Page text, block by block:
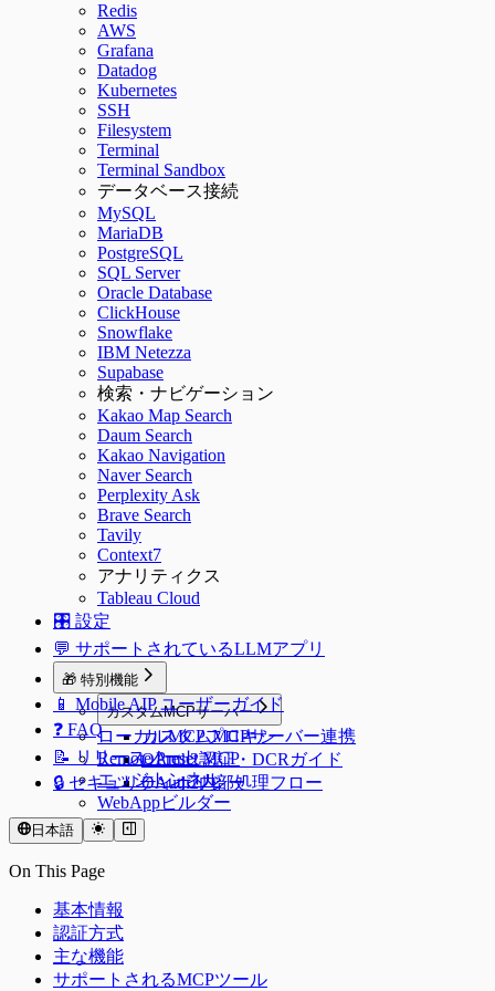
Redis
AWS
Grafana
Datadog
Kubernetes
SSH
Filesystem
Terminal
Terminal Sandbox
データベース接続
MySQL
MariaDB
PostgreSQL
SQL Server
Oracle Database
ClickHouse
Snowflake
IBM Netezza
Supabase
検索・ナビゲーション
Kakao Map Search
Daum Search
Kakao Navigation
Naver Search
Perplexity Ask
Brave Search
Tavily
Context7
アナリティクス
Tableau Cloud
🎛️ 設定
💬 サポートされているLLMアプリ
🎁 特別機能
カスタムMCPサーバー
カスタムMCPサーバー連携
OAuth2認証・DCRガイド
OAuth2内部処理フロー
ローカルMCPプロキシ
Remote Preset MCP
エッジトンネル
WebAppビルダー
📱 Mobile AIP ユーザーガイド
❓ FAQ
📝 リリースノート
🔒 セキュリティポリシー
日本語
On This Page
基本情報
認証方式
主な機能
サポートされるMCPツール